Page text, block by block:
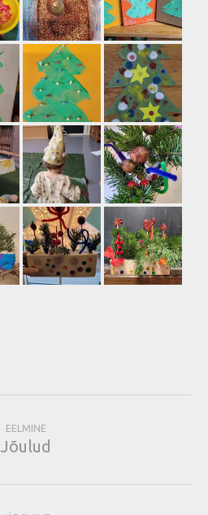
EELMINE
Jõulud